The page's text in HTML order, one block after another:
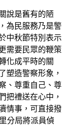
說是舊有的陋
為民服務乃是警
中秋節特別表示
需要民眾的鞭策
化成平時的關
塑造警察形象，
、尊重自己、尊
把禮送在心中，
情事，可直接撥
分局將派員偵